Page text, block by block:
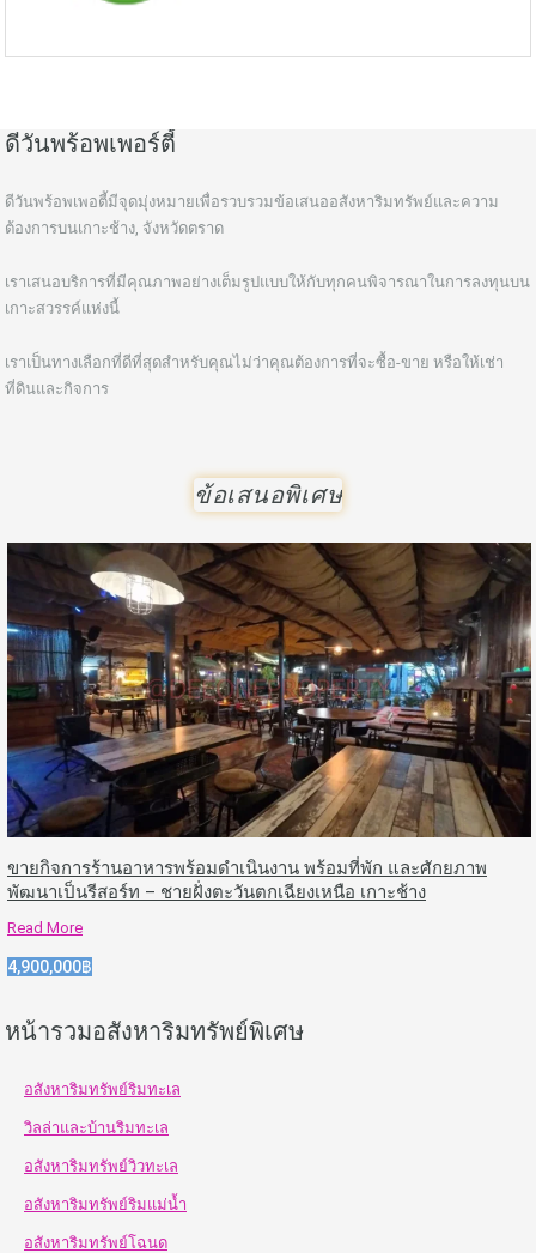
ดีวันพร้อพเพอร์ตี้
ดีวันพร้อพเพอตี้มีจุดมุ่งหมายเพื่อรวบรวมข้อเสนออสังหาริมทรัพย์และความ
ต้องการบนเกาะช้าง, จังหวัดตราด
เราเสนอบริการที่มีคุณภาพอย่างเต็มรูปแบบให้กับทุกคนพิจารณาในการลงทุนบน
เกาะสวรรค์แห่งนี้
เราเป็นทางเลือกที่ดีที่สุดสำหรับคุณไม่ว่าคุณต้องการที่จะซื้อ-ขาย หรือให้เช่า
ที่ดินและกิจการ
ข้อเสนอพิเศษ
ขายกิจการร้านอาหารพร้อมดำเนินงาน พร้อมที่พัก และศักยภาพ
พัฒนาเป็นรีสอร์ท – ชายฝั่งตะวันตกเฉียงเหนือ เกาะช้าง
Read More
4,900,000฿
หน้ารวมอสังหาริมทรัพย์พิเศษ
อสังหาริมทรัพย์ริมทะเล
วิลล่าและบ้านริมทะเล
อสังหาริมทรัพย์วิวทะเล
อสังหาริมทรัพย์ริมแม่น้ำ
อสังหาริมทรัพย์โฉนด